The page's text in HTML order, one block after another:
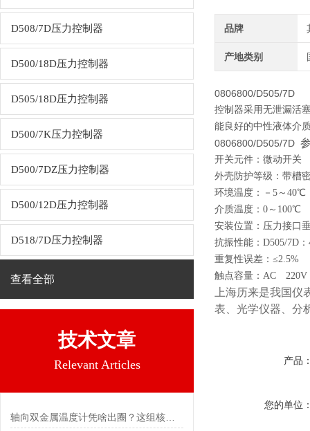
D508/7D压力控制器
D500/18D压力控制器
D505/18D压力控制器
D500/7K压力控制器
D500/7DZ压力控制器
D500/12D压力控制器
D518/7D压力控制器
查看全部
技术文章
Relevant Articles
轴向双金属温度计凭啥出圈？这组核心特点给出了答案
品牌
产地类别
0806800/D505/7D
控制器采用无泄漏活
能良好的中性液体介
0806800/D505/7D
开关元件：微动开关
外壳防护等级：带槽
环境温度：－5～40℃
介质温度：0～100℃
安装位置：压力接口
抗振性能：D505/7D：
重复性误差：≤2.5%
触点容量：AC
上海历来是我国
表、光学仪器、分
产品
您的单位